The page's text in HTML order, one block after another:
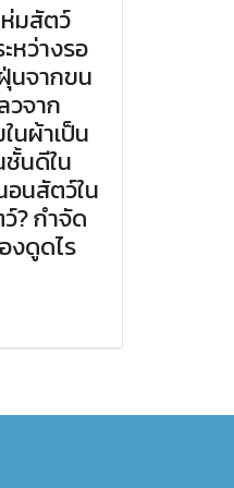
ห่มสัตว์
หว่างรอ
นจากขน
วจาก
นผ้าเป็น
ชั้นดีใน
อนสัตว์ใน
? กำจัด
งดูดไร